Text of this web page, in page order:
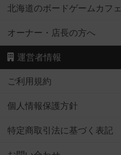
北海道のボードゲームカフェ
オーナー・店長の方へ
運営者情報
ご利用規約
個人情報保護方針
特定商取引法に基づく表記